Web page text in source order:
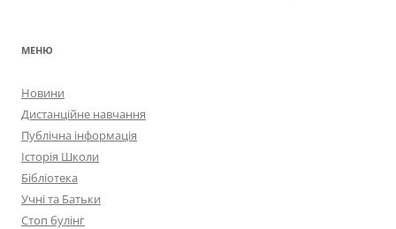
МЕНЮ
Новини
Дистанційне навчання
Публічна інформація
Історія Школи
Бібліотека
Учні та Батьки
Стоп булінг